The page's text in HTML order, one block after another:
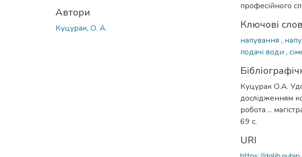
Автори
Куцурак, О. А.
професійного
Ключові
напування ,
подачі води ,
Куцурак О.А.
дослідженням
робота ...
69 с.
URI